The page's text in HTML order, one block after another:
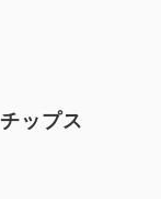
ップス